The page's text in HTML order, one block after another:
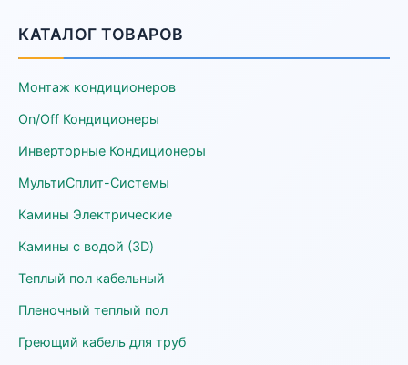
КАТАЛОГ ТОВАРОВ
Монтаж кондиционеров
On/Off Кондиционеры
Инверторные Кондиционеры
МультиСплит-Системы
Камины Электрические
Камины с водой (3D)
Теплый пол кабельный
Пленочный теплый пол
Греющий кабель для труб